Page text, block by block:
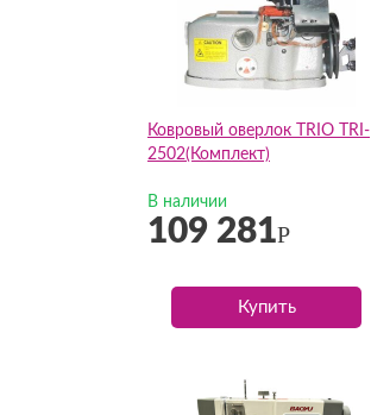
Ковровый оверлок TRIO TRI-
2502(Комплект)
В наличии
109 281Р
Купить